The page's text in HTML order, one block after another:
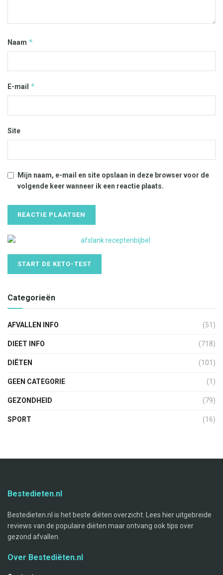
Naam *
E-mail *
Site
Mijn naam, e-mail en site opslaan in deze browser voor de
volgende keer wanneer ik een reactie plaats.
START DE KETO-TEST
Categorieën
AFVALLEN INFO (51)
DIEET INFO (718)
DIËTEN (101)
GEEN CATEGORIE (1)
GEZONDHEID (79)
SPORT (16)
Bestedieten.nl
Bestedieten.nl is het beste diëten overzicht. Lees hier uitgebreide
reviews van de populaire diëten maar ontvang ook tips over
gezond afvallen.
Over Bestediëten.nl